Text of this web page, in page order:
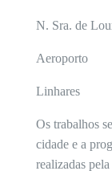
N. Sra. de
Aeroporto
Linhares
Os trabalhos
cidade e a
realizadas